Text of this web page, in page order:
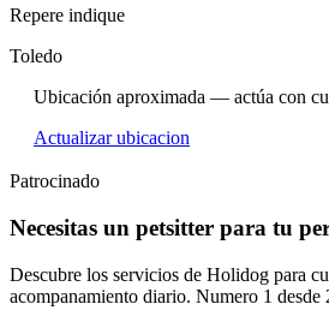
Repere indique
Toledo
Ubicación aproximada — actúa con
Actualizar ubicacion
Patrocinado
Necesitas un petsitter para tu
Descubre los servicios de Holidog para
acompanamiento diario. Numero 1 desde